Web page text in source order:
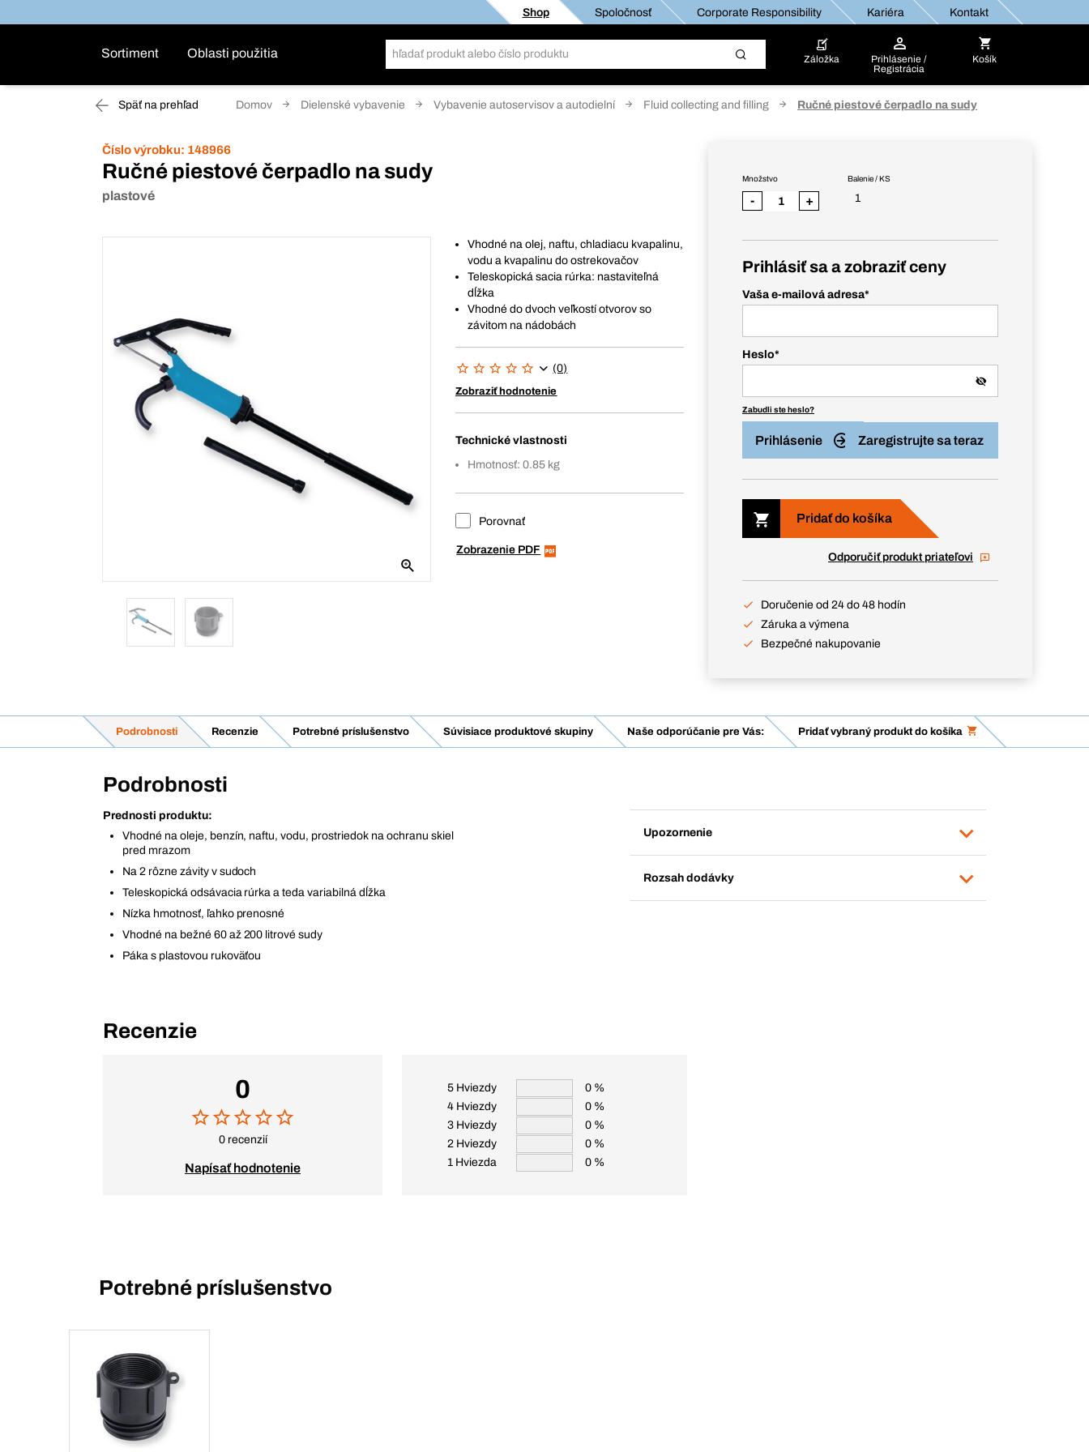
Shop Spoločnosť Corporate Responsibility Kariéra Kontakt
Sortiment Oblasti použitia Záložka
Prihlásenie /
Registrácia
Košík
Späť na prehľad Domov Dielenské vybavenie Vybavenie autoservisov a autodielní Fluid collecting and filling Ručné piestové čerpadlo na sudy
Číslo výrobku: 148966
Ručné piestové čerpadlo na sudy
plastové
Vhodné na olej, naftu, chladiacu kvapalinu,
vodu a kvapalinu do ostrekovačov
Teleskopická sacia rúrka: nastaviteľná
dĺžka
Vhodné do dvoch veľkostí otvorov so
závitom na nádobách
(0)
Zobraziť hodnotenie
Technické vlastnosti
Hmotnosť: 0.85 kg
Porovnať
Zobrazenie PDF
Balenie / KS
1
Množstvo
- +
Prihlásiť sa a zobraziť ceny
Vaša e-mailová adresa*
Heslo*
Zabudli ste heslo?
Prihlásenie Zaregistrujte sa teraz
Pridať do košíka
Odporučiť produkt priateľovi
Doručenie od 24 do 48 hodín
Záruka a výmena
Bezpečné nakupovanie
Podrobnosti Recenzie Potrebné príslušenstvo Súvisiace produktové skupiny Naše odporúčanie pre Vás: Pridať vybraný produkt do košíka
Podrobnosti
Prednosti produktu:
Vhodné na oleje, benzín, naftu, vodu, prostriedok na ochranu skiel
pred mrazom
Na 2 rôzne závity v sudoch
Teleskopická odsávacia rúrka a teda variabilná dĺžka
Nízka hmotnosť, ľahko prenosné
Vhodné na bežné 60 až 200 litrové sudy
Páka s plastovou rukoväťou
Upozornenie
Rozsah dodávky
Recenzie
0
0 recenzií
Napísať hodnotenie
5 Hviezdy
0 %
4 Hviezdy
0 %
3 Hviezdy
0 %
2 Hviezdy
0 %
1 Hviezda
0 %
Potrebné príslušenstvo